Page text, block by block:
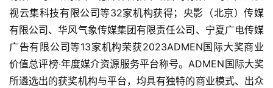
车
·
新
能
源
视云集科技有限公司等32家机构获得；央影（北京）传媒
有限公司、华风气象传媒集团有限责任公司、宁夏广电传媒
广告有限公司等13家机构荣获2023ADMEN国际大奖商业
价值总评榜·年度媒介资源服务平台称号。ADMEN国际大奖
所遴选出的获奖机构与平台，均具有独特的商业模式、出众